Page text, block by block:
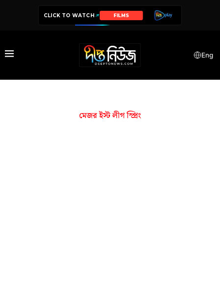
CLICK TO WATCH FILMS
Eng
মেজর ইস্ট লীগ স্প্রিং